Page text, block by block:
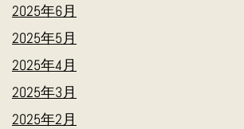
2025年6月
2025年5月
2025年4月
2025年3月
2025年2月